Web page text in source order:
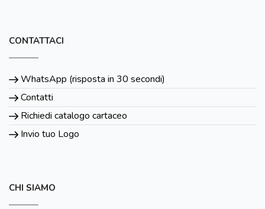
CONTATTACI
WhatsApp (risposta in 30 secondi)
Contatti
Richiedi catalogo cartaceo
Invio tuo Logo
CHI SIAMO